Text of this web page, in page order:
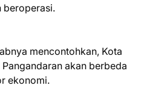
beroperasi.
mencontohkan, Kota
akan berbeda
ekonomi.